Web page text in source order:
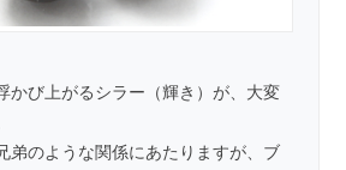
かび上がるシラー（輝き）が、大変
弟のような関係にあたりますが、ブ